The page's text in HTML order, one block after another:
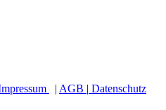
| AGB | Datenschutz